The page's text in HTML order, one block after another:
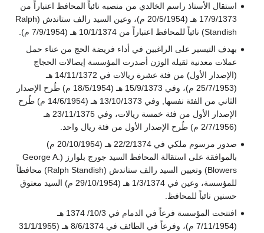
استقال الأستاذ راسم الخالدي من منصبه نائباً المحافظ اعتباراً من
17/9/1373 هـ (20/5/1954 م)، وعين السيد رالف ستاندش (Ralph
Standish) نائباً للمحافظ اعتباراً من 10/1/1374 هـ (7/9/1954 م).
بهدف التيسير على الراغبين في أداء فريضة الحج من عناء حمل
عملات معدنية ثقيلة الوزن أصدرت المؤسسة إيصالات الحجاج
(الإصدار الأول) من فئة عشرة ريالات في 14/11/1372 هـ
(25/7/1953 م)، وفي 15/9/1373 هـ (18/5/1954 م) طُرح الإصدار
الثاني من الفئة نفسها, وفي 13/10/1373 هـ (14/6/1954 م) طُرح
الإصدار الأول من فئة خمسة ريالات، وفي 23/11/1375 هـ
(2/7/1956 م) طُرح الإصدار الأول من فئة ريال واحد.
صدور مرسوم ملكي في 22/2/1374 هـ (20/10/1954 م)
بالموافقة على استقالة المحافظ السيد جورج بلوارز (George A.
Blowers) وتعيين السيد رالف ستاندش (Ralph Standish) محافظاً
للمؤسسة، وعين في 1/3/1374 هـ (29/10/1954 م) السيد معتوق
حسنين نائباً للمحافظ.
افتتحت المؤسسة فرعاً في الدمام في 10/3/ 1374 هـ
(7/11/1954 م)، وفرعاً في الطائف في 8/6/1374 هـ (31/1/1955